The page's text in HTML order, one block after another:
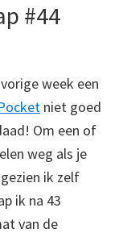
#44
week een
niet goed
Om een of
weg als je
ik zelf
ik na 43
van de